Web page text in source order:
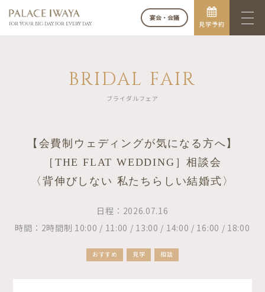
FOR YOUR BIG DAY. FOR EVERY DAY.
宴会・会議
見学予約
BRIDAL FAIR
ブライダルフェア
【会費制ウェディングが気になる方へ】
［THE FLAT WEDDING］相談会
〈背伸びしない 私たちらしい結婚式〉
日程：2026.07.16
時間：2時間制 10:00 / 11:00 / 13:00 / 14:00 / 16:00 / 18:00
おすすめ 見学 相談